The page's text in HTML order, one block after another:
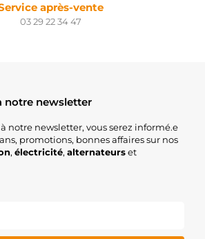
après-vente
03 29 22 34 47
notre newsletter
notre newsletter, vous serez informé.e
promotions, bonnes affaires sur nos
, électricité, alternateurset